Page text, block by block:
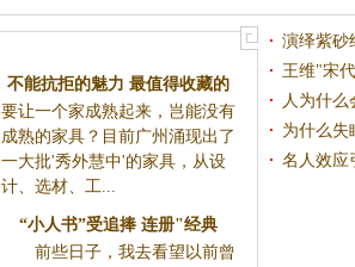
你的困恼？
不能抗拒的魅力 最值得收藏的
七件经典家具(组图)
要让一个家成熟起来，岂能没有
成熟的家具？目前广州涌现出了
一大批'秀外慧中'的家具，从设
计、选材、工...
“小人书”受追捧 连册"经典
书"价值较高
前些日子，我去看望以前曾
演绎紫砂
王维"宋
追捧
人为什
为什么失
名人效应